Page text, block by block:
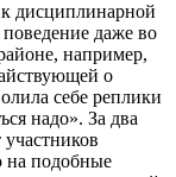
к дисциплинарной
поведение даже во
например,
о
себе реплики
надо». За два
на подобные